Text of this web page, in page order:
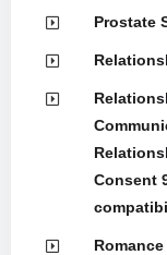
Prostate
Consent
Romance